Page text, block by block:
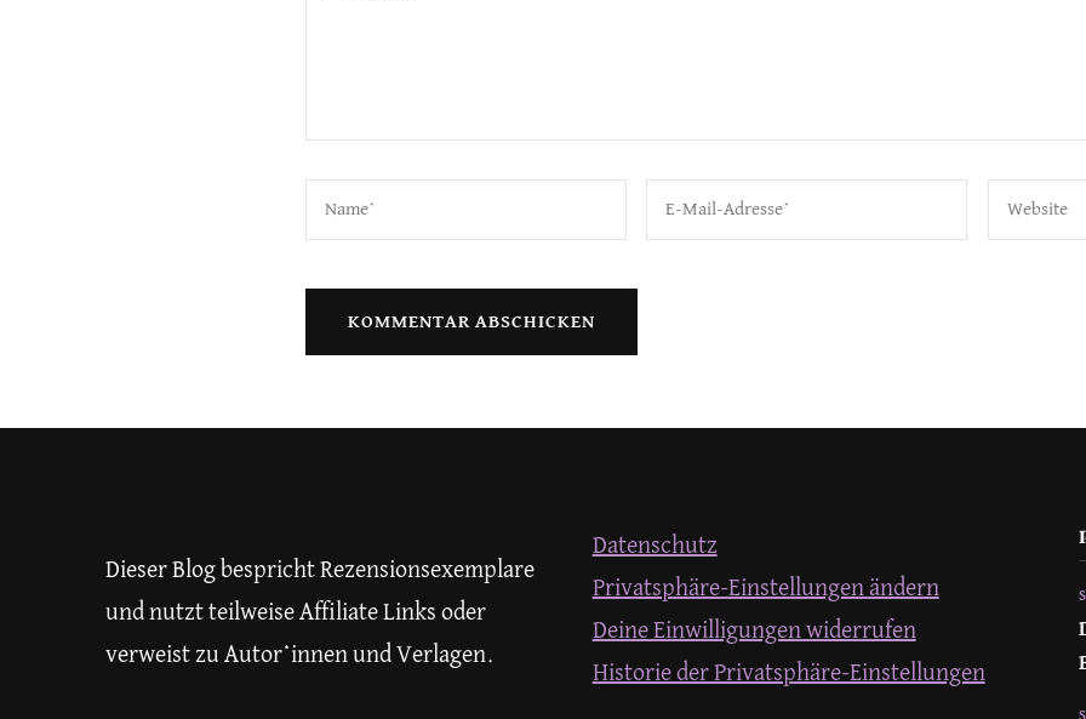
Dieser Blog bespricht Rezensionsexemplare
und nutzt teilweise Affiliate Links oder
verweist zu Autor*innen und Verlagen.
Datenschutz
Privatsphäre-Einstellungen ändern
Deine Einwilligungen widerrufen
Historie der Privatsphäre-Einstellungen